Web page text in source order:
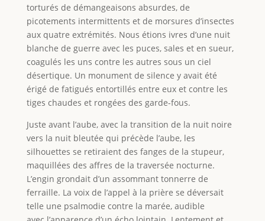
torturés de démangeaisons absurdes, de
picotements intermittents et de morsures d’insectes
aux quatre extrémités. Nous étions ivres d’une nuit
blanche de guerre avec les puces, sales et en sueur,
coagulés les uns contre les autres sous un ciel
désertique. Un monument de silence y avait été
érigé de fatigués entortillés entre eux et contre les
tiges chaudes et rongées des garde-fous.
Juste avant l’aube, avec la transition de la nuit noire
vers la nuit bleutée qui précède l’aube, les
silhouettes se retiraient des fanges de la stupeur,
maquillées des affres de la traversée nocturne.
L’engin grondait d’un assommant tonnerre de
ferraille. La voix de l’appel à la prière se déversait
telle une psalmodie contre la marée, audible